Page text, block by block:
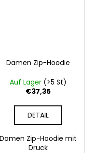
Damen Zip-Hoodie
Auf Lager (>5 St)
€37,35
DETAIL
Damen Zip-Hoodie mit
Druck